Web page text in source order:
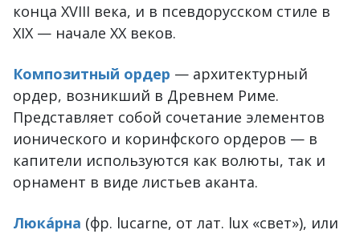
конца XVIII века, и в псевдорусском стиле в
XIX — начале XX веков.
Композитный ордер — архитектурный
ордер, возникший в Древнем Риме.
Представляет собой сочетание элементов
ионического и коринфского ордеров — в
капители используются как волюты, так и
орнамент в виде листьев аканта.
Люка́рна (фр. lucarne, от лат. lux «свет»), или